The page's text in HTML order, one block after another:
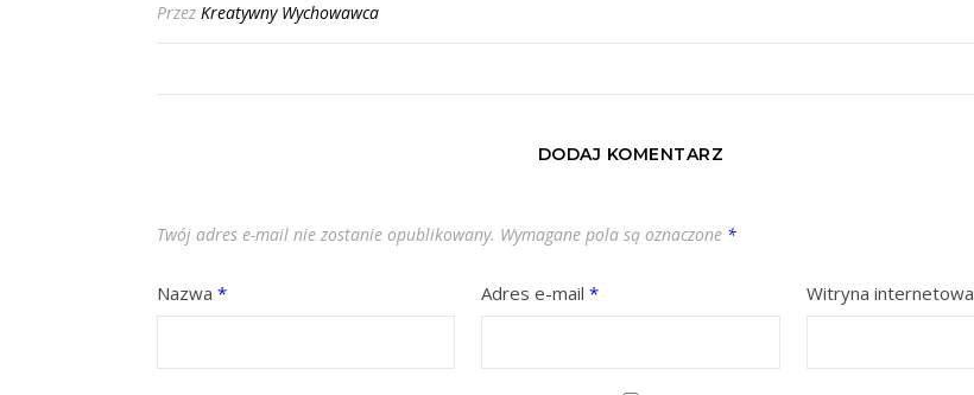
Przez Kreatywny Wychowawca
DODAJ KOMENTARZ
Twój adres e-mail nie zostanie opublikowany. Wymagane pola są oznaczone *
Nazwa * Adres e-mail* Witryna internetowa